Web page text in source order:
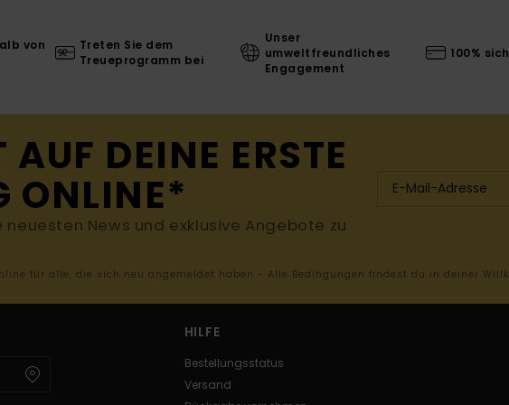
von
Treten Sie dem
Treueprogramm bei
Unser
umweltfreundliches
Engagement
100%
DEINE ERSTE
ONLINE*
News und exklusive Angebote zu
für alle, die sich neu angemeldet haben - Alle Bedingungen findest du in deiner
HILFE
Bestellungsstatus
Versand